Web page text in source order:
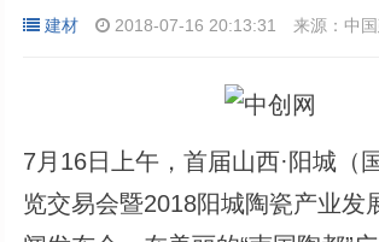
建材 2018-07-16 20:13:31 来源：中
7月16日上午，首届山西·阳城（
览交易会暨2018阳城陶瓷产业发